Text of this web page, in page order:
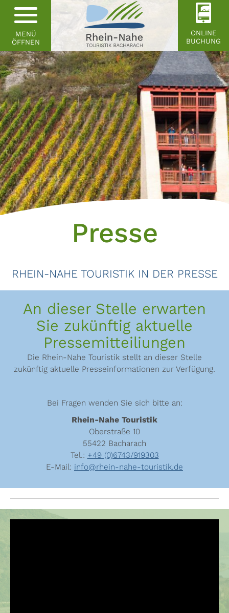
MENÜ
ÖFFNEN
ONLINE
BUCHUNG
Presse
RHEIN-NAHE TOURISTIK IN DER PRESSE
An dieser Stelle erwarten
Sie zukünftig aktuelle
Pressemitteiliungen
Die Rhein-Nahe Touristik stellt an dieser Stelle
zukünftig aktuelle Presseinformationen zur Verfügung.
Bei Fragen wenden Sie sich bitte an:
Rhein-Nahe Touristik
Oberstraße 10
55422 Bacharach
Tel.: +49 (0)6743/919303
E-Mail: info@rhein-nahe-touristik.de